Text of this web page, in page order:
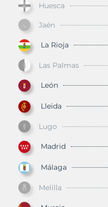
Huesca
Jaén
La Rioja
Las Palmas
León
Lleida
Lugo
Madrid
Málaga
Melilla